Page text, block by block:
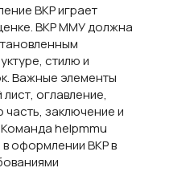
ВКР играет
ВКР ММУ должна
стилю и
Важные элементы
оглавление,
заключение и
helpmmu
оформлении ВКР в